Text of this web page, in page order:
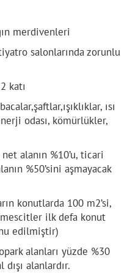
merdivenleri
salonlarında zorunlu
katı
ısı
odası, kömürlükler,
alanın %10’u, ticari
%50’sini aşmayacak
konutlarda 100 m2’si,
ilk defa konut
edilmiştir)
alanları yüzde %30
dışı alanlardır.